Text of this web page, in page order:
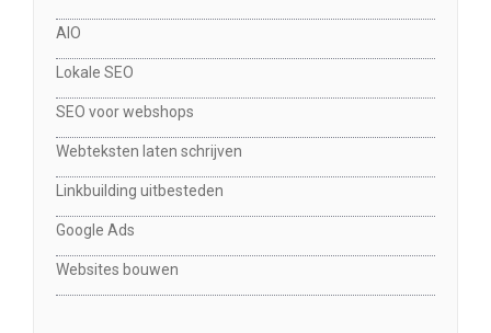
AIO
Lokale SEO
SEO voor webshops
Webteksten laten schrijven
Linkbuilding uitbesteden
Google Ads
Websites bouwen